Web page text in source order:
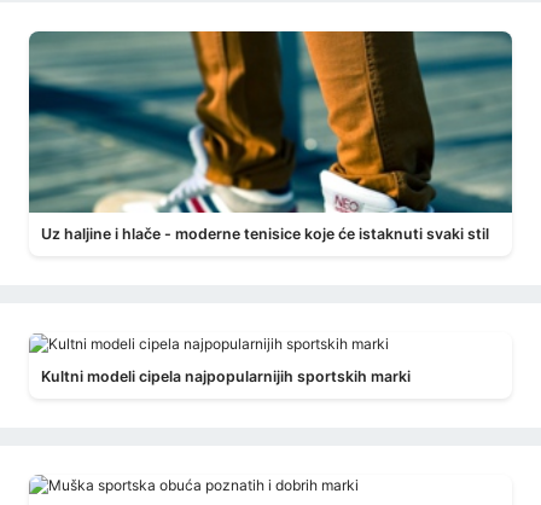
Uz haljine i hlače - moderne tenisice koje će istaknuti svaki stil
Kultni modeli cipela najpopularnijih sportskih marki